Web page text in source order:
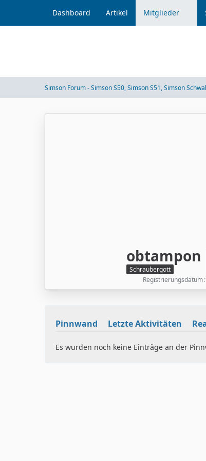
Dashboard Artikel Mitglieder
Simson Forum - Simson S50, Simson S51, Simson
obtampon
Schraubergott
Registrierungsdatum
Pinnwand Letzte Aktivitäten
Es wurden noch keine Einträge an der